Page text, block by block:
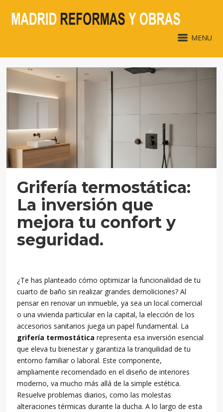
MENU
Grifería termostática:
La inversión que
mejora tu confort y
seguridad.
¿Te has planteado cómo optimizar la funcionalidad de tu
cuarto de baño sin realizar grandes demoliciones? Al
pensar en renovar un inmueble, ya sea un local comercial
o una vivienda particular en la capital, la elección de los
accesorios sanitarios juega un papel fundamental. La
grifería termostática representa esa inversión esencial
que eleva tu bienestar y garantiza la tranquilidad de tu
entorno familiar o laboral. Este componente,
ampliamente recomendado en el diseño de interiores
moderno, va mucho más allá de la simple estética.
Resuelve problemas diarios, como las molestas
alteraciones térmicas durante la ducha. A lo largo de esta